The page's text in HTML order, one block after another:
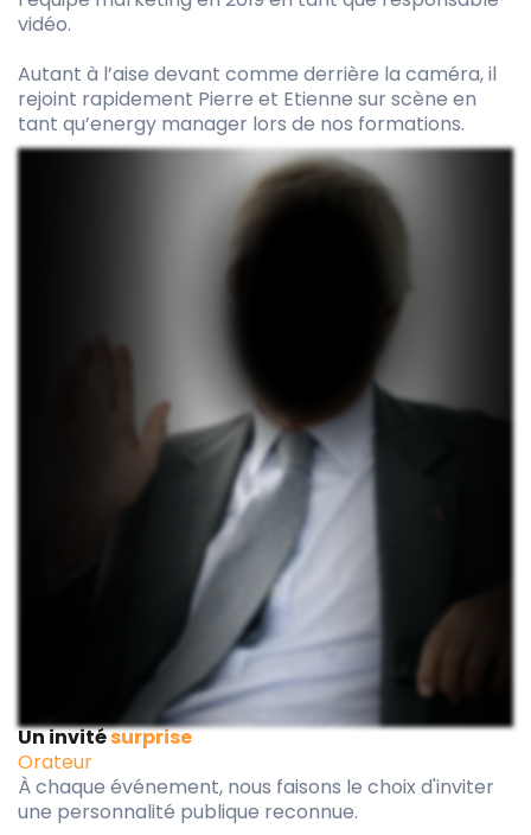
vidéo.
Autant à l’aise devant comme derrière la caméra, il
rejoint rapidement Pierre et Etienne sur scène en
tant qu’energy manager lors de nos formations.
Un invitésurprise
Orateur
À chaque événement, nous faisons le choix d'inviter
une personnalité publique reconnue.